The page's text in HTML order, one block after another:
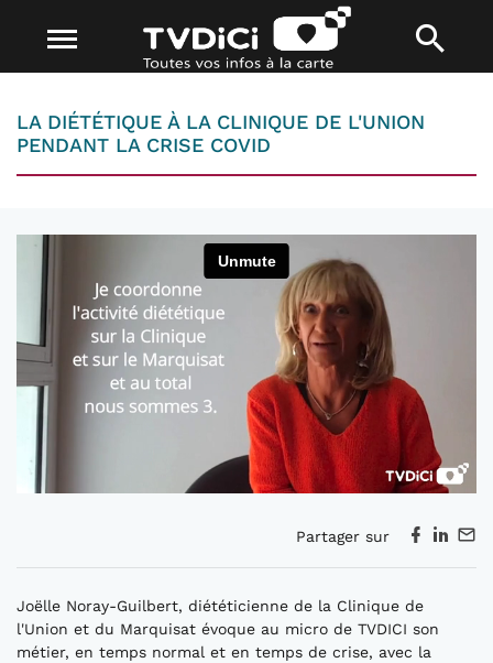
LA DIÉTÉTIQUE À LA CLINIQUE DE L'UNION
PENDANT LA CRISE COVID
Partager sur
Joëlle Noray-Guilbert, diététicienne de la Clinique de
l'Union et du Marquisat évoque au micro de TVDICI son
métier, en temps normal et en temps de crise, avec la